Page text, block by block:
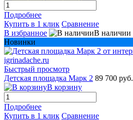
Подробнее
Купить в 1 клик Сравнение
В избранное
В наличии
Новинки
Быстрый просмотр
Детская площадка Марк 2 89 700 руб.
В корзину
Подробнее
Купить в 1 клик Сравнение